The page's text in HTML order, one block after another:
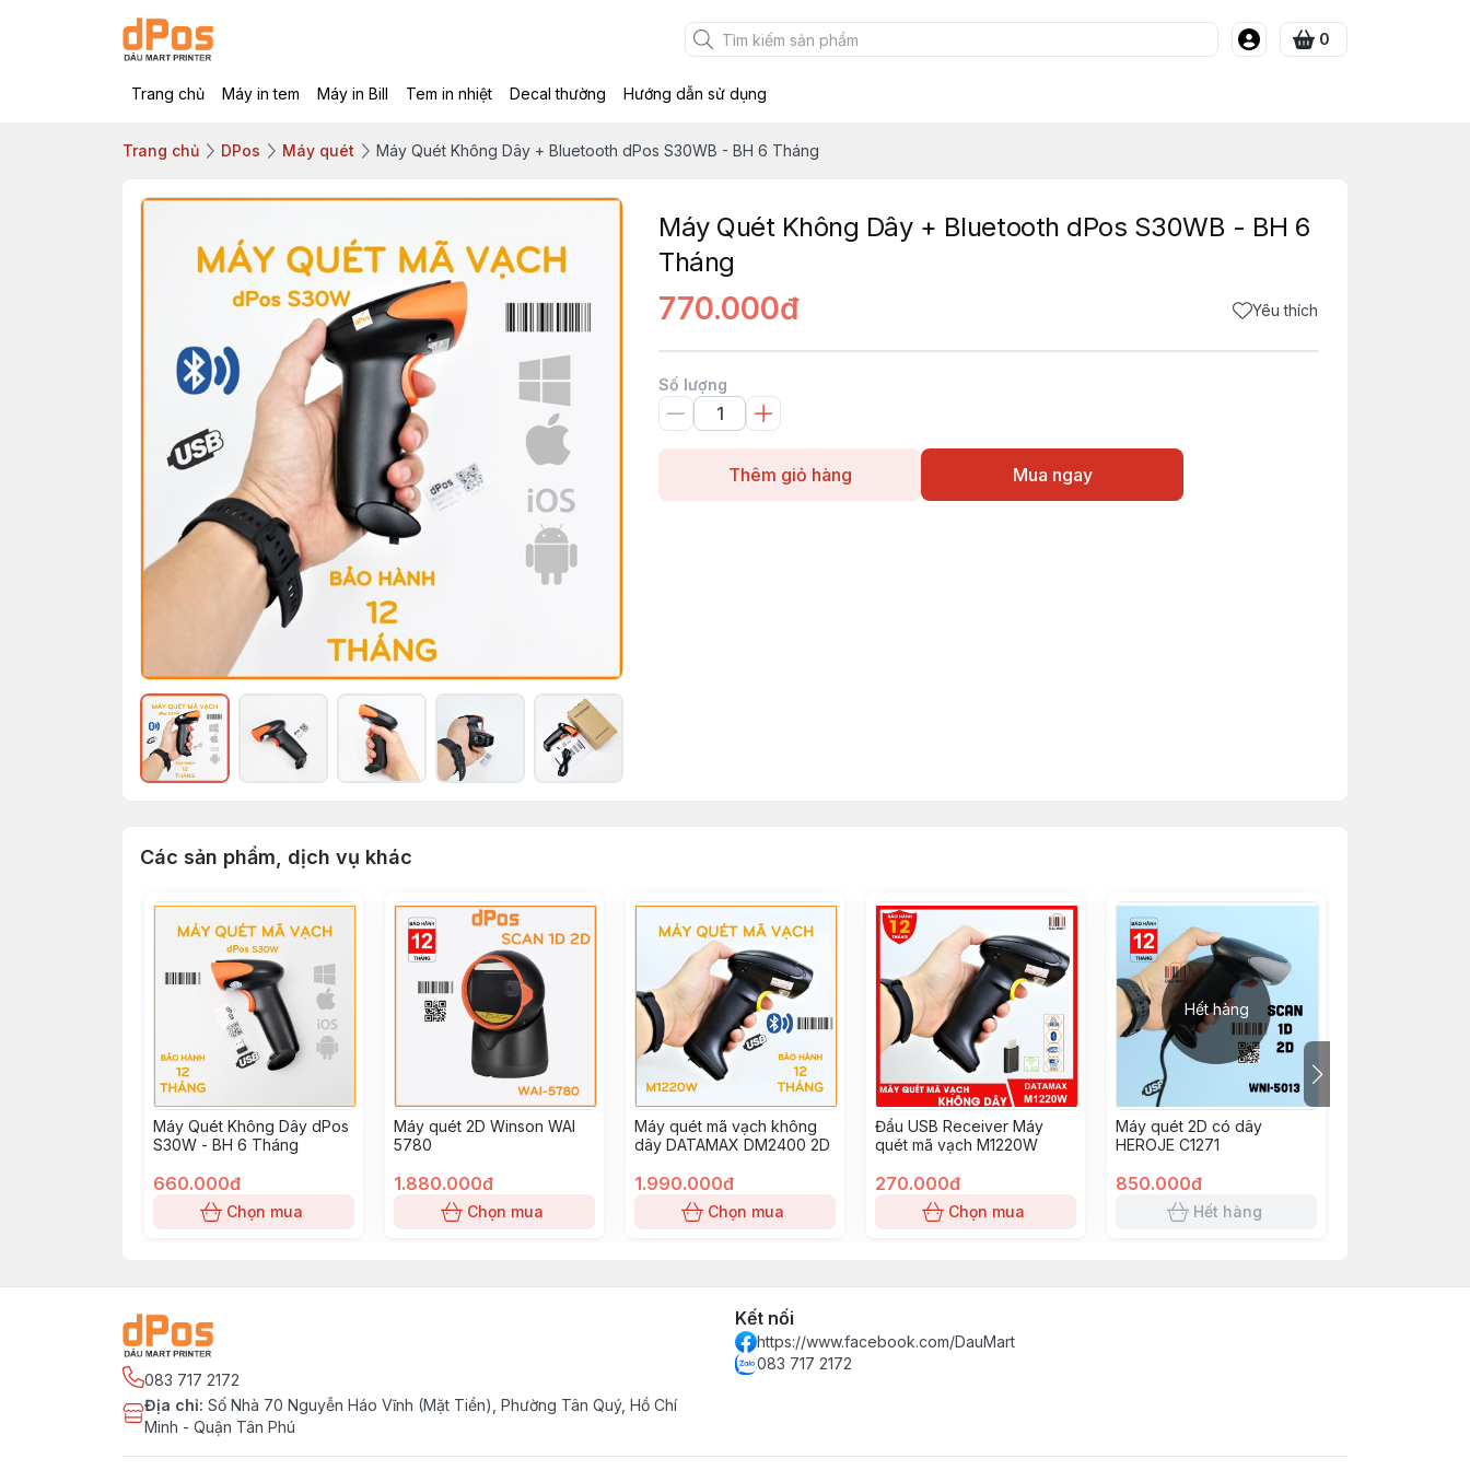
0
Trang chủ Máy in tem Máy in Bill Tem in nhiệt Decal thường Hướng dẫn sử dụng
Trang chủ DPos Máy quét Máy Quét Không Dây + Bluetooth dPos S30WB - BH 6 Tháng
Máy Quét Không Dây + Bluetooth dPos S30WB - BH 6
Tháng
770.000đ Yêu thích
Số lượng
Thêm giỏ hàng Mua ngay
Các sản phẩm, dịch vụ khác
Máy Quét Không Dây dPos
S30W - BH 6 Tháng
660.000đ
Chọn mua
Máy quét 2D Winson WAI
5780
1.880.000đ
Chọn mua
Máy quét mã vạch không
dây DATAMAX DM2400 2D
1.990.000đ
Chọn mua
Đầu USB Receiver Máy
quét mã vạch M1220W
270.000đ
Chọn mua
Hết hàng
Máy quét 2D có dây
HEROJE C1271
850.000đ
Hết hàng
083 717 2172
Địa chỉ: Số Nhà 70 Nguyễn Háo Vĩnh (Mặt Tiền), Phường Tân Quý, Hồ Chí
Minh - Quận Tân Phú
Kết nối
https://www.facebook.com/DauMart
083 717 2172